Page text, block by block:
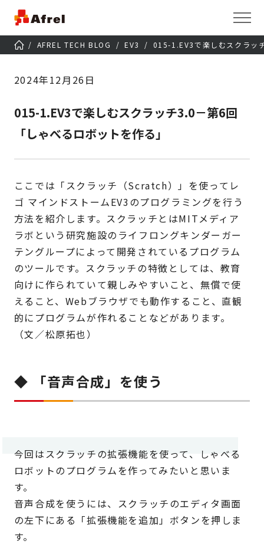
AFREL TECH BLOG EV3 015-1.EV3で楽しむスクラッ
2024年12月26日
015-1.EV3で楽しむスクラッチ3.0－第6回
「しゃべるロボットを作る」
ここでは「スクラッチ（Scratch）」を使ってレ
ゴ マインドストームEV3のプログラミングを行う
方法を紹介します。スクラッチとはMITメディア
ラボという研究施設のライフロングキンダーガー
テングループによって開発されているプログラム
のツールです。スクラッチの特徴としては、教育
向けに作られていて親しみやすいこと、無償で使
えること、Webブラウザでも動作すること、直観
的にプログラムが作れることなどがあります。
（文／松原拓也）
◆ 「音声合成」を使う
今回はスクラッチの拡張機能を使って、しゃべる
ロボットのプログラムを作ってみたいと思いま
す。
音声合成を使うには、スクラッチのエディタ画面
の左下にある「拡張機能を追加」ボタンを押しま
す。